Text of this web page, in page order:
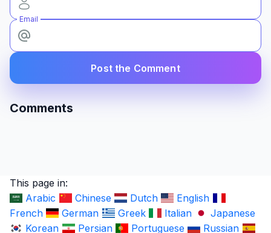
Email
Post the Comment
Comments
This page in:
Arabic
Chinese Dutch
English
French
German Greek Italian
Japanese
Korean
Persian Portuguese Russian